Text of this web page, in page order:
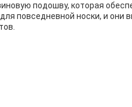
подошву, которая
повседневной носки, и они